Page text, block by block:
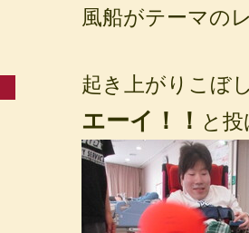
風船がテーマの
起き上がりこぼ
エーイ！！ と